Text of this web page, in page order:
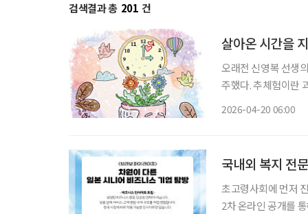
검색결과 총 201 건
살아온 시간을
오래전 신영복 선생
주했다. 추체험이란
2026-04-20 06:00
국내외 복지 전
초고령사회에 먼저
2차 온라인 공개를 통해 프